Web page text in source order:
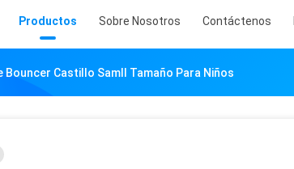
Productos Sobre Nosotros Contáctenos
Castillo Samll Tamaño Para Niños